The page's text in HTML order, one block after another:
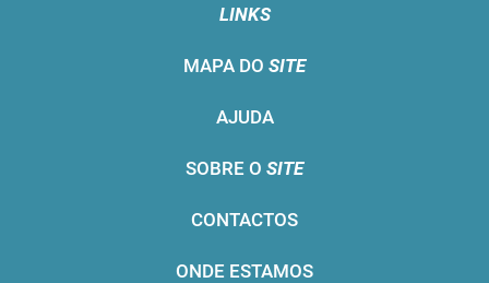
LINKS
MAPA DO SITE
AJUDA
SOBRE O SITE
CONTACTOS
ONDE ESTAMOS